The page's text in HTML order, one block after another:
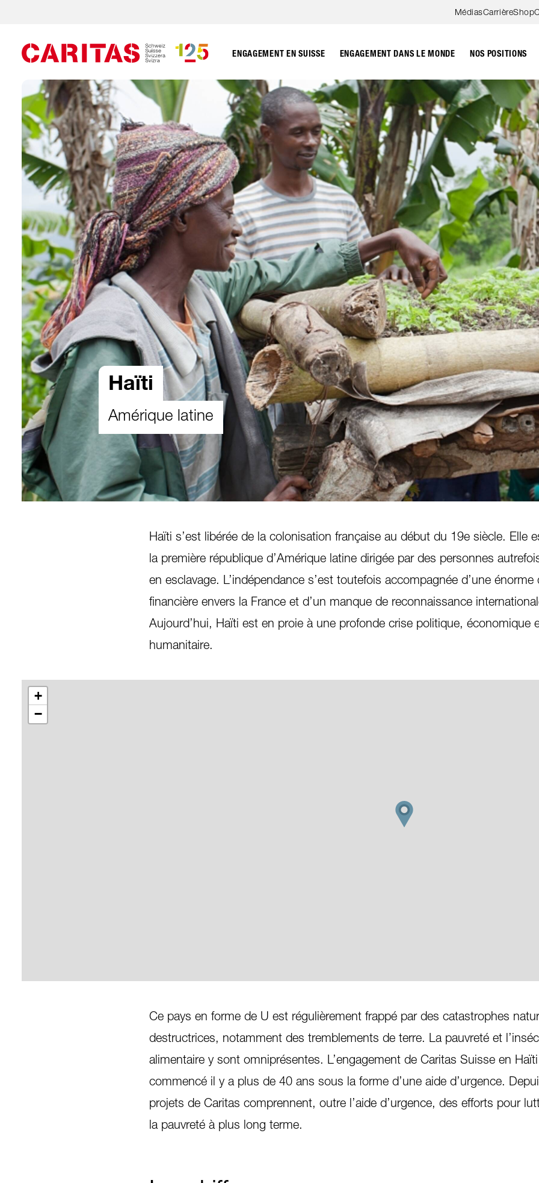
Aller au contenu
MédiasCarrièreShop
ENGAGEMENT EN SUISSE ENGAGEMENT DANS LE MONDE NOS POSITIONS
Haïti
Amérique latine
Haïti s’est libérée de la colonisation française au début du 19e siècle. Elle
la première république d’Amérique latine dirigée par des personnes
en esclavage. L’indépendance s’est toutefois accompagnée d’une énorme
financière envers la France et d’un manque de reconnaissance
Aujourd’hui, Haïti est en proie à une profonde crise politique, économique
humanitaire.
+
−
Ce pays en forme de U est régulièrement frappé par des catastrophes
destructrices, notamment des tremblements de terre. La pauvreté et
alimentaire y sont omniprésentes. L’engagement de Caritas Suisse en
commencé il y a plus de 40 ans sous la forme d’une aide d’urgence.
projets de Caritas comprennent, outre l’aide d’urgence, des efforts pour
la pauvreté à plus long terme.